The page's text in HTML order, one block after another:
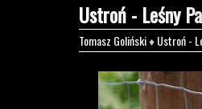
Ustroń - Leśny
Tomasz Goliński♦Ustroń -